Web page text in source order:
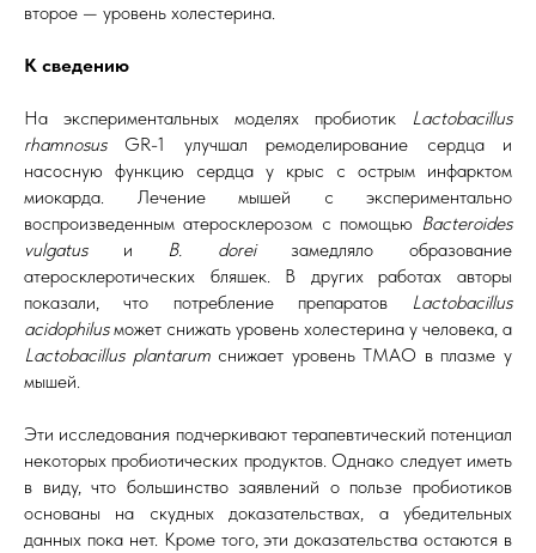
второе — уровень холестерина.
К сведению
На экспериментальных моделях пробиотик Lactobacillus
rhamnosusGR-1 улучшал ремоделирование сердца и
насосную функцию сердца у крыс с острым инфарктом
миокарда. Лечение мышей с экспериментально
воспроизведенным атеросклерозом с помощью Bacteroides
vulgatusи B. doreiзамедляло образование
атеросклеротических бляшек. В других работах авторы
показали, что потребление препаратов Lactobacillus
acidophilusможет снижать уровень холестерина у человека, а
Lactobacillus plantarum снижает уровень ТМАО в плазме у
мышей.
Эти исследования подчеркивают терапевтический потенциал
некоторых пробиотических продуктов. Однако следует иметь
в виду, что большинство заявлений о пользе пробиотиков
основаны на скудных доказательствах, а убедительных
данных пока нет. Кроме того, эти доказательства остаются в